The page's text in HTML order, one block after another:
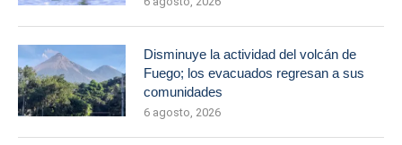
Disminuye la actividad del volcán de
Fuego; los evacuados regresan a sus
comunidades
6 agosto, 2026